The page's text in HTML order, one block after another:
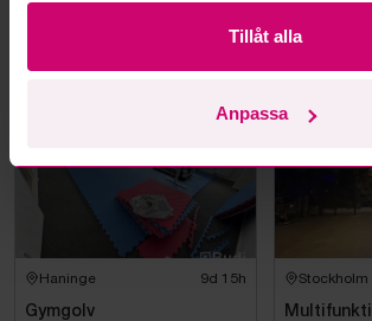
Tillåt alla
Anpassa
Mer från samma kategori
Haninge 9d 15h
Gymgolv
Stockholm